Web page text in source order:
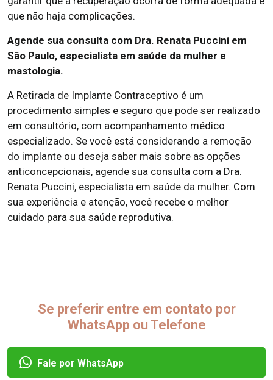
que não haja complicações.
Agende sua consulta com Dra. Renata Puccini em
São Paulo, especialista em saúde da mulher e
mastologia.
A Retirada de Implante Contraceptivo é um
procedimento simples e seguro que pode ser realizado
em consultório, com acompanhamento médico
especializado. Se você está considerando a remoção
do implante ou deseja saber mais sobre as opções
anticoncepcionais, agende sua consulta com a Dra.
Renata Puccini, especialista em saúde da mulher. Com
sua experiência e atenção, você recebe o melhor
cuidado para sua saúde reprodutiva.
Se preferir entre em contato por
WhatsApp ou Telefone
Fale por WhatsApp